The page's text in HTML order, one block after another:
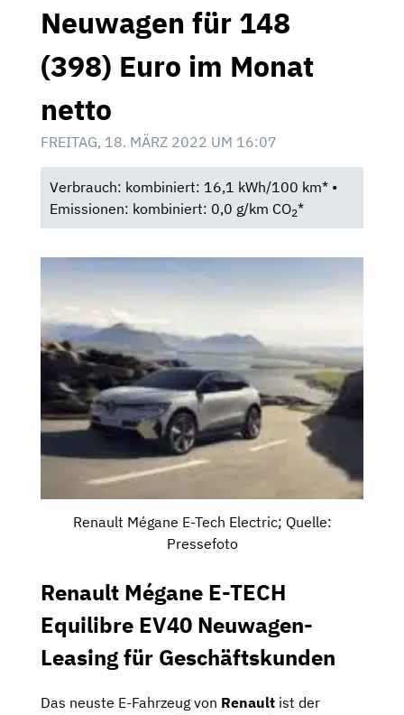
Neuwagen für 148
(398) Euro im Monat
netto
FREITAG, 18. MÄRZ 2022 UM 16:07
Verbrauch: kombiniert: 16,1 kWh/100 km* •
Emissionen: kombiniert: 0,0 g/km CO2*
Renault Mégane E-Tech Electric; Quelle:
Pressefoto
Renault Mégane E-TECH
Equilibre EV40 Neuwagen-
Leasing für Geschäftskunden
Das neuste E-Fahrzeug von Renault ist der